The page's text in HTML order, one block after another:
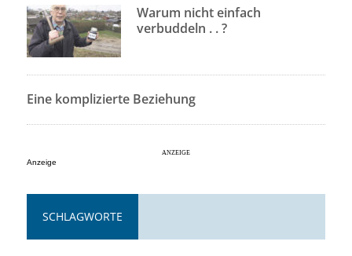
Warum nicht einfach
verbuddeln . . ?
Eine komplizierte Beziehung
Anzeige
SCHLAGWORTE